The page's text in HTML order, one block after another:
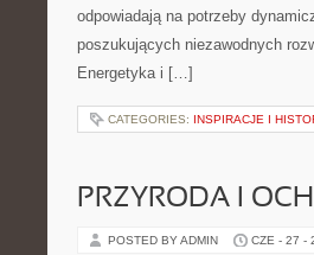
odpowiadają na potrzeby
poszukujących niezawodnych
Energetyka i […]
CATEGORIES: INSPIRACJE I
PRZYRODA I
POSTED BY ADMIN CZE - 27 -